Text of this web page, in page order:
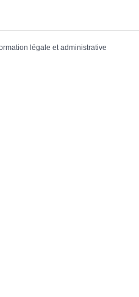
légale et administrative